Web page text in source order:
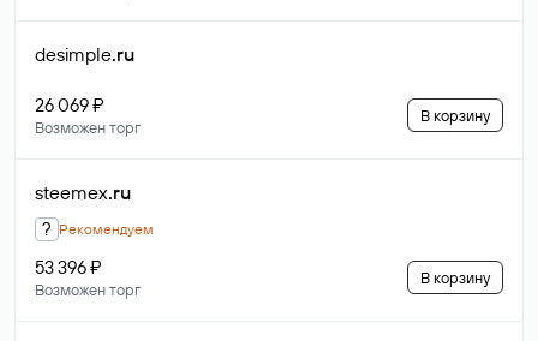
desimple.ru
26 069 ₽
Возможен торг
В корзину
steemex.ru
? Рекомендуем
53 396 ₽
Возможен торг
В корзину